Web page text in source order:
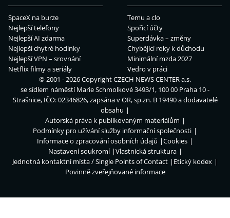
SpaceX na burze
Nejlepší telefony
Nejlepší AI zdarma
Nejlepší chytré hodinky
Nejlepší VPN – srovnání
Netflix filmy a seriály
Temu a clo
Spořicí účty
Superdávka – změny
Chybějící roky k důchodu
Minimální mzda 2027
Vedro v práci
© 2001 - 2026 CopyrightCZECH NEWS CENTER a.s.
se sídlem náměstí Marie Schmolkové 3493/1, 100 00 Praha 10 -
Strašnice, IČO: 02346826, zapsána v OR, sp.zn. B 19490 a dodavatelé
obsahu
Autorská práva k publikovaným materiálům
Podmínky pro užívání služby informační společnosti
Informace o zpracování osobních údajů
Cookies
Nastavení soukromí
Vlastnická struktura
Jednotná kontaktní místa / Single Points of Contact
Etický kodex
Povinně zveřejňované informace